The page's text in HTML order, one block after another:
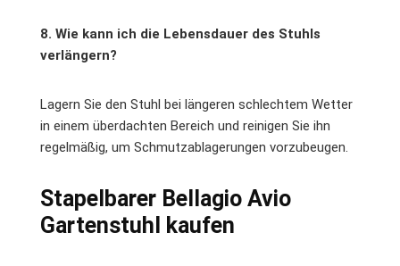
8. Wie kann ich die Lebensdauer des Stuhls
verlängern?
Lagern Sie den Stuhl bei längeren schlechtem Wetter
in einem überdachten Bereich und reinigen Sie ihn
regelmäßig, um Schmutzablagerungen vorzubeugen.
Stapelbarer Bellagio Avio
Gartenstuhl kaufen